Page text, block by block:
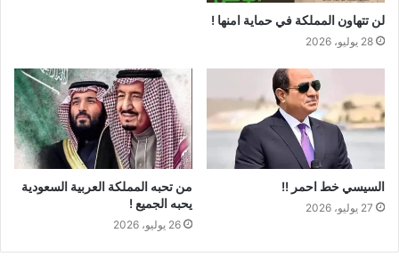
لن تتهاون المملكة في حماية امنها !
28 يوليو، 2026
السيسي خط احمر !!
27 يوليو، 2026
من تحبه المملكة العربية السعودية
يحبه الجميع !
26 يوليو، 2026